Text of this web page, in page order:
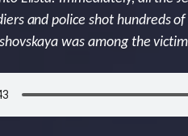
and police shot hundreds
was among the